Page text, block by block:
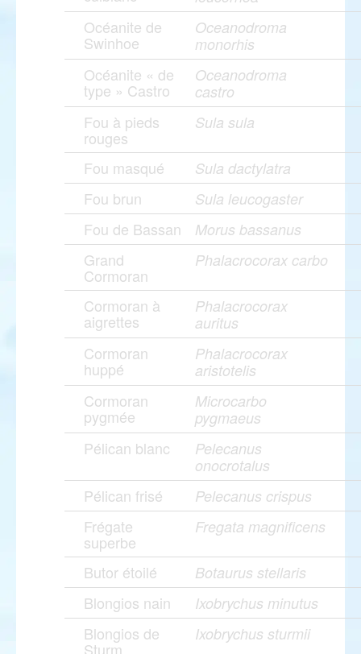
Océanite de
Swinhoe
Oceanodroma
monorhis
Océanite « de
type » Castro
Oceanodroma
castro
Fou à pieds
rouges
Sula sula
Fou masqué Sula dactylatra
Fou brun Sula leucogaster
Fou de Bassan Morus bassanus
Grand
Cormoran
Phalacrocorax carbo
Cormoran à
aigrettes
Phalacrocorax
auritus
Cormoran
huppé
Phalacrocorax
aristotelis
Cormoran
pygmée
Microcarbo
pygmaeus
Pélican blanc
Pelecanus
onocrotalus
Pélican frisé Pelecanus crispus
Frégate
superbe
Fregata magnificens
Butor étoilé Botaurus stellaris
Blongios nain Ixobrychus minutus
Blongios de
Sturm
Ixobrychus sturmii